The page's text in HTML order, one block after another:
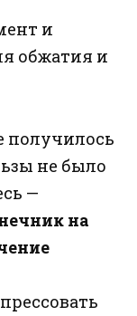
и
обжатия и
получилось
не было
—
на